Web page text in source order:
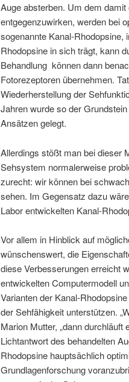
Auge absterben. Um dem
entgegenzuwirken, werden bei
sogenannte Kanal-Rhodopsine,
Rhodopsine in sich trägt, kann
Behandlung können dann
Fotorezeptoren übernehmen.
Wiederherstellung der
Jahren wurde so der
Ansätzen gelegt.
Allerdings stößt man bei dieser
Sehsystem normalerweise
zurecht: wir können bei
sehen. Im Gegensatz dazu
Labor entwickelten Kanal-
Vor allem in Hinblick auf
wünschenswert, die
diese Verbesserungen erreicht
entwickelten Computermodell
Varianten der Kanal-
der Sehfähigkeit unterstützen.
Marion Mutter, „dann
Lichtantwort des behandelten
Rhodopsine hauptsächlich
Grundlagenforschung